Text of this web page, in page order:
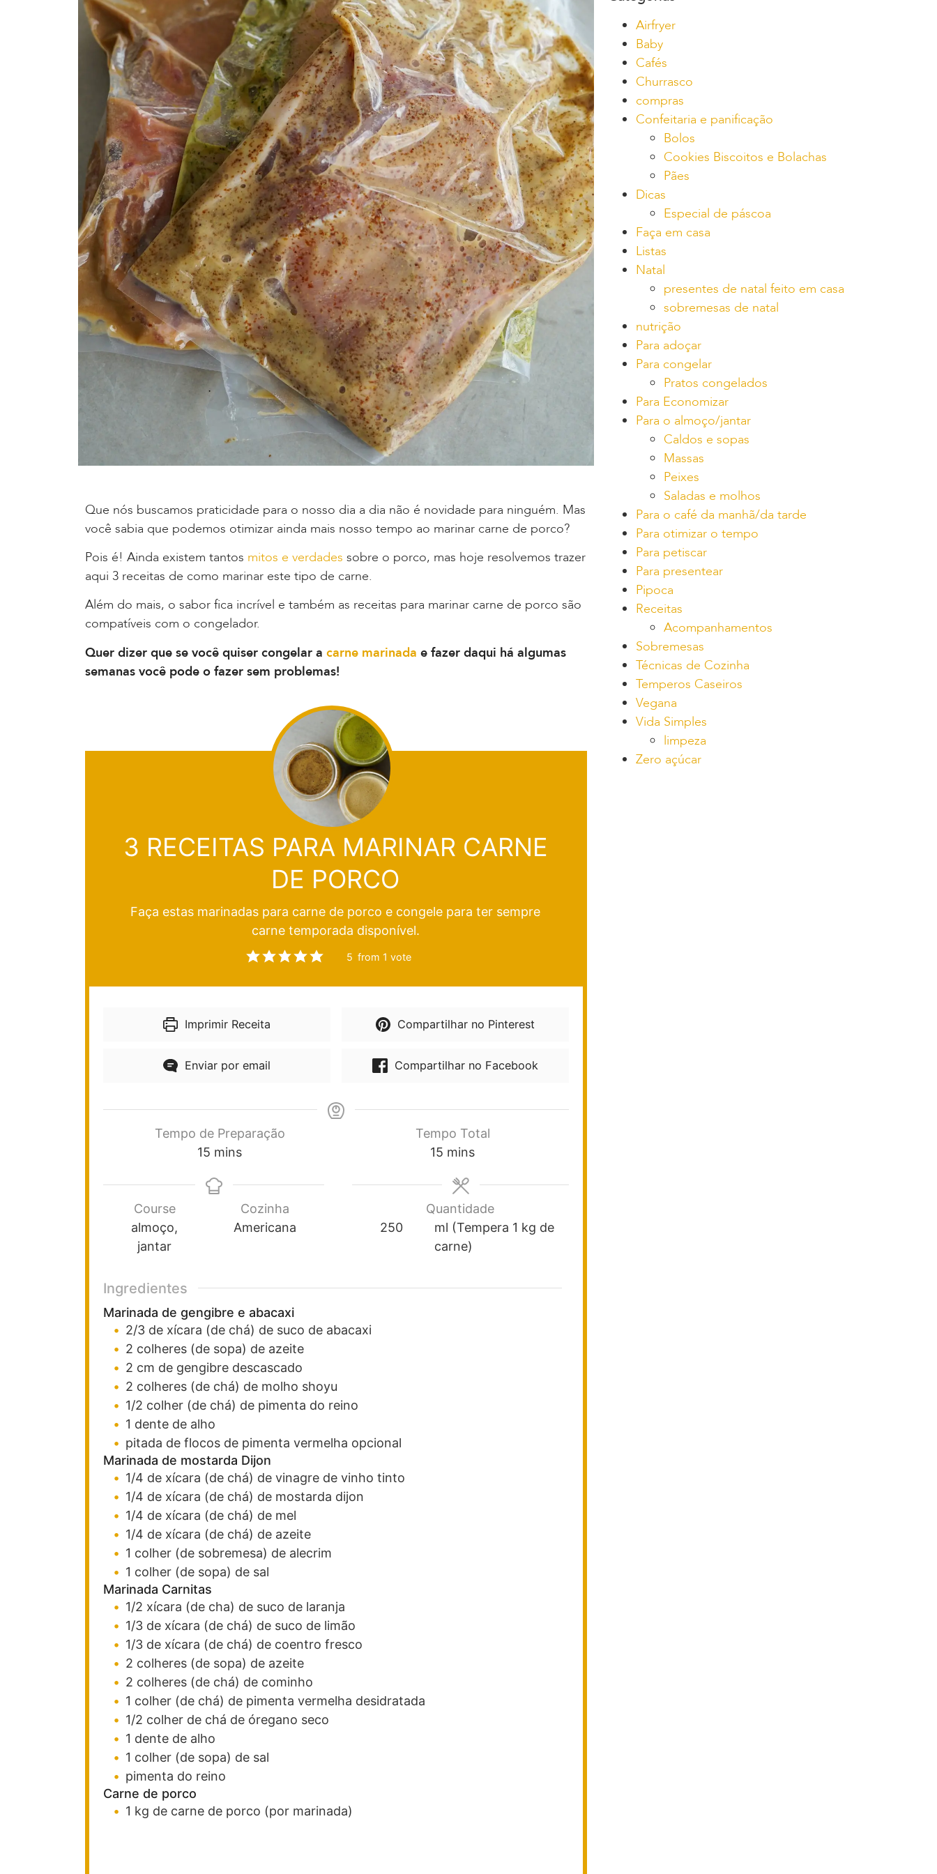
Que nós buscamos praticidade para o nosso dia a dia não é novidade para ninguém. Mas
você sabia que podemos otimizar ainda mais nosso tempo ao marinar carne de porco?
Pois é! Ainda existem tantos mitos e verdades sobre o porco, mas hoje resolvemos trazer
aqui 3 receitas de como marinar este tipo de carne.
Além do mais, o sabor fica incrível e também as receitas para marinar carne de porco são
compatíveis com o congelador.
Quer dizer que se você quiser congelar a carne marinada e fazer daqui há algumas
semanas você pode o fazer sem problemas!
3 RECEITAS PARA MARINAR CARNE
DE PORCO
Faça estas marinadas para carne de porco e congele para ter sempre
carne temporada disponível.
5 from 1 vote
Imprimir Receita Compartilhar no Pinterest
Enviar por email Compartilhar no Facebook
Tempo de Preparação
15 mins
Tempo Total
15 mins
Course
almoço,
jantar
Cozinha
Americana
Quantidade
250
ml (Tempera 1 kg de
carne)
Ingredientes
Marinada de gengibre e abacaxi
2/3 de xícara (de chá) de suco de abacaxi
2 colheres (de sopa) de azeite
2 cm de gengibre descascado
2 colheres (de chá) de molho shoyu
1/2 colher (de chá) de pimenta do reino
1 dente de alho
pitada de flocos de pimenta vermelha opcional
Marinada de mostarda Dijon
1/4 de xícara (de chá) de vinagre de vinho tinto
1/4 de xícara (de chá) de mostarda dijon
1/4 de xícara (de chá) de mel
1/4 de xícara (de chá) de azeite
1 colher (de sobremesa) de alecrim
1 colher (de sopa) de sal
Marinada Carnitas
1/2 xícara (de cha) de suco de laranja
1/3 de xícara (de chá) de suco de limão
1/3 de xícara (de chá) de coentro fresco
2 colheres (de sopa) de azeite
2 colheres (de chá) de cominho
1 colher (de chá) de pimenta vermelha desidratada
1/2 colher de chá de óregano seco
1 dente de alho
1 colher (de sopa) de sal
pimenta do reino
Carne de porco
1 kg de carne de porco (por marinada)
Airfryer
Baby
Cafés
Churrasco
compras
Confeitaria e panificação
Bolos
Cookies Biscoitos e Bolachas
Pães
Dicas
Especial de páscoa
Faça em casa
Listas
Natal
presentes de natal feito em casa
sobremesas de natal
nutrição
Para adoçar
Para congelar
Pratos congelados
Para Economizar
Para o almoço/jantar
Caldos e sopas
Massas
Peixes
Saladas e molhos
Para o café da manhã/da tarde
Para otimizar o tempo
Para petiscar
Para presentear
Pipoca
Receitas
Acompanhamentos
Sobremesas
Técnicas de Cozinha
Temperos Caseiros
Vegana
Vida Simples
limpeza
Zero açúcar